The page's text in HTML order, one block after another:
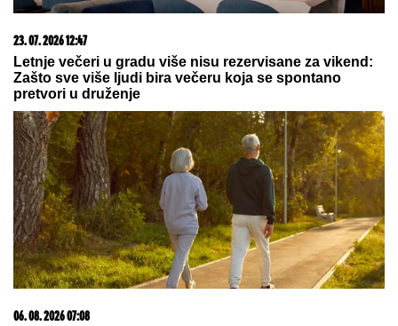
Bila je mega popularna, a onda napustila estradu i
zaposlila se u vulkanizerskoj radnji: "Plata mi je bila
500 maraka"